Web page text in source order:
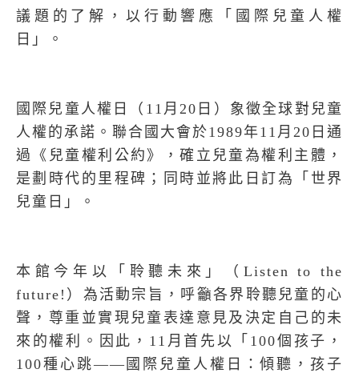
議題的了解，以行動響應「國際兒童人權
日」。
國際兒童人權日（11月20日）象徵全球對兒童
人權的承諾。聯合國大會於1989年11月20日通
過《兒童權利公約》，確立兒童為權利主體，
是劃時代的里程碑；同時並將此日訂為「世界
兒童日」。
本館今年以「聆聽未來」（Listen to the
future!）為活動宗旨，呼籲各界聆聽兒童的心
聲，尊重並實現兒童表達意見及決定自己的未
來的權利。因此，11月首先以「100個孩子，
100種心跳——國際兒童人權日：傾聽，孩子